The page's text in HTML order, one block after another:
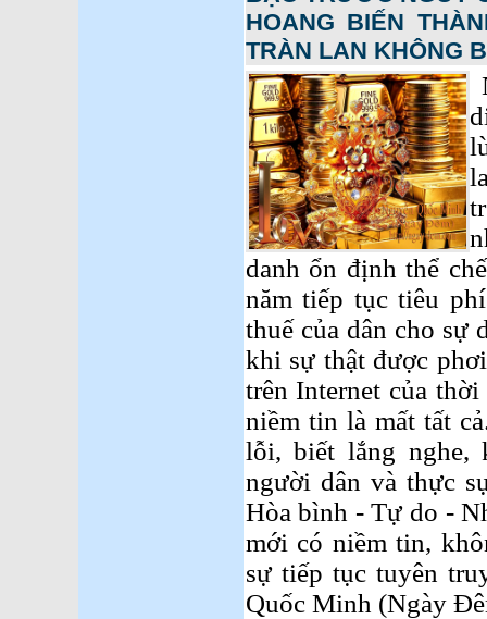
HOANG BIẾN
TRÀN LAN KHÔNG
danh ổn định thể
năm tiếp tục tiêu
thuế của dân cho sự
khi sự thật được
trên Internet của
niềm tin là mất tất
lỗi, biết lắng nghe,
người dân và thực
Hòa bình - Tự do -
mới có niềm tin,
sự tiếp tục tuyên
Quốc Minh (Ngày